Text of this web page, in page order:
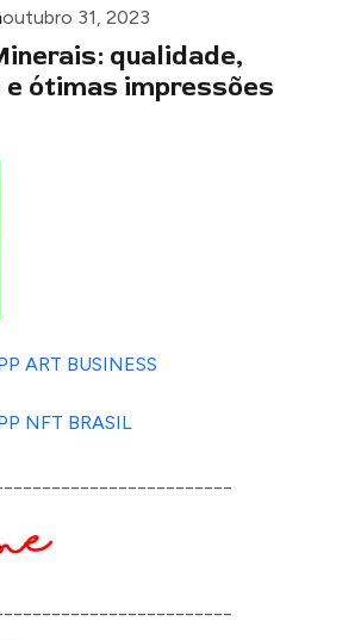
outubro 31, 2023
qualidade,
ótimas impressões
ART BUSINESS
NFT BRASIL